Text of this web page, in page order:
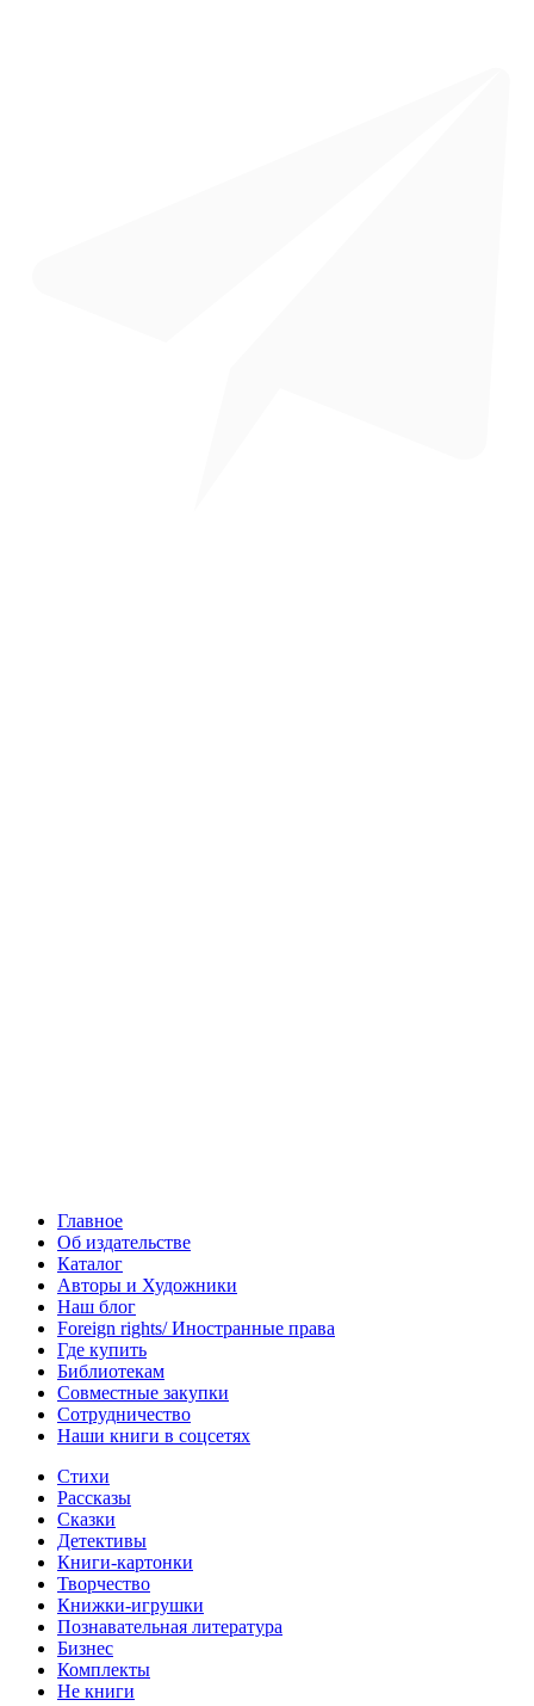
Главное
Об издательстве
Каталог
Авторы и Художники
Наш блог
Foreign rights/ Иностранные права
Где купить
Библиотекам
Совместные закупки
Сотрудничество
Наши книги в соцсетях
Стихи
Рассказы
Сказки
Детективы
Книги-картонки
Творчество
Книжки-игрушки
Познавательная литература
Бизнес
Комплекты
Не книги